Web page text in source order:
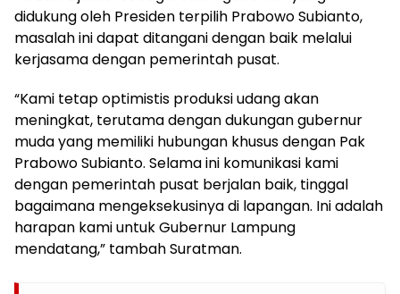
didukung oleh Presiden terpilih Prabowo Subianto,
masalah ini dapat ditangani dengan baik melalui
kerjasama dengan pemerintah pusat.
“Kami tetap optimistis produksi udang akan
meningkat, terutama dengan dukungan gubernur
muda yang memiliki hubungan khusus dengan Pak
Prabowo Subianto. Selama ini komunikasi kami
dengan pemerintah pusat berjalan baik, tinggal
bagaimana mengeksekusinya di lapangan. Ini adalah
harapan kami untuk Gubernur Lampung
mendatang,” tambah Suratman.